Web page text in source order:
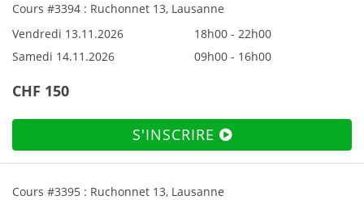
Cours #3394 : Ruchonnet 13, Lausanne
Vendredi 13.11.2026
18h00 - 22h00
Samedi 14.11.2026
09h00 - 16h00
CHF 150
S'INSCRIRE
Cours #3395 : Ruchonnet 13, Lausanne